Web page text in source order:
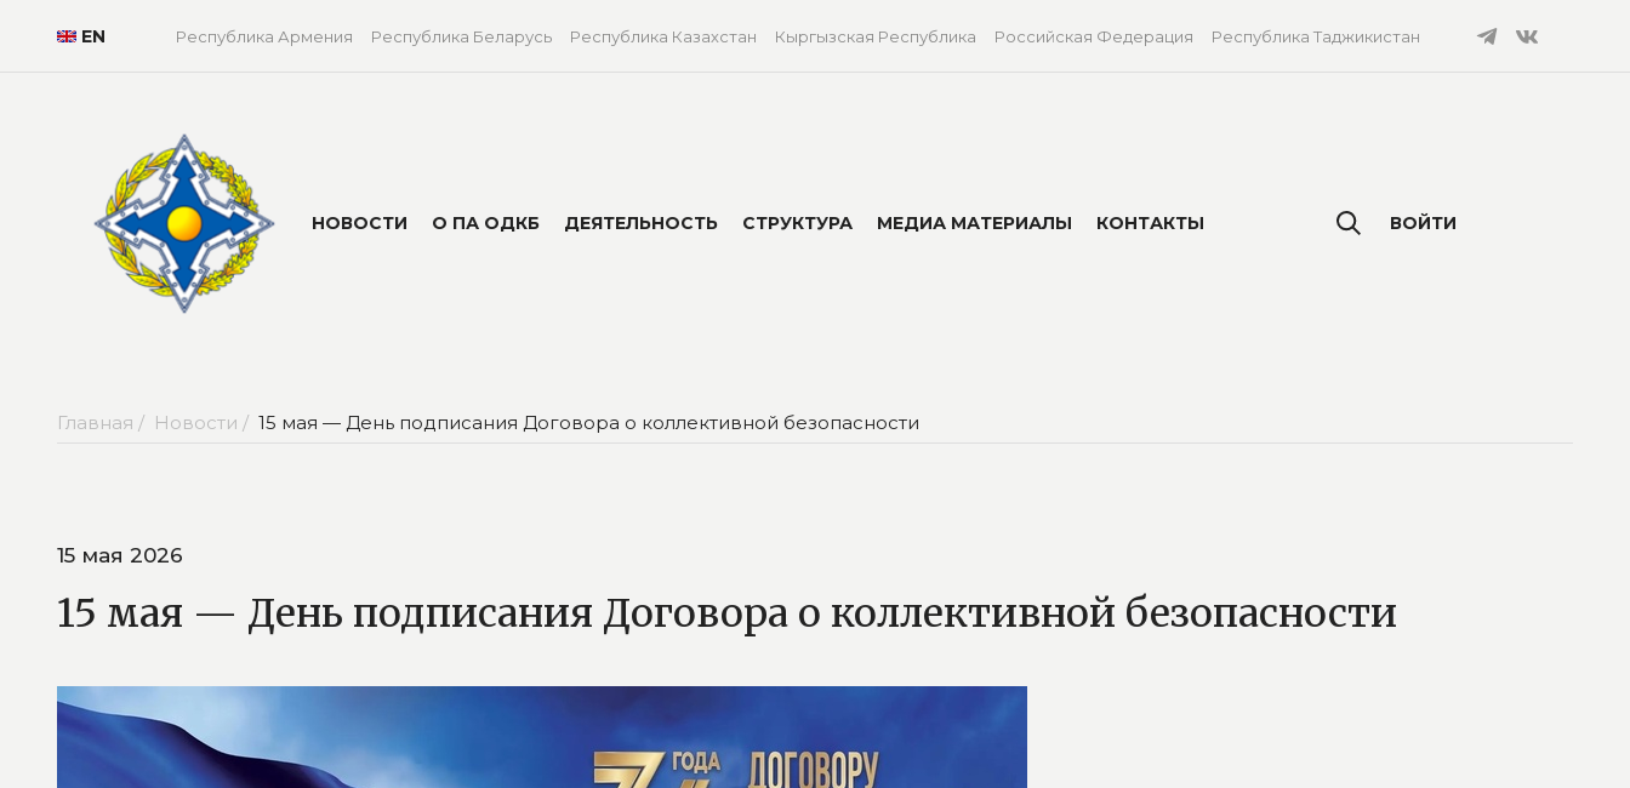
EN Республика Армения Республика Беларусь Республика Казахстан Кыргызская Республика Российская Федерация Республика Таджикистан
НОВОСТИ О ПА ОДКБ ДЕЯТЕЛЬНОСТЬ СТРУКТУРА МЕДИА МАТЕРИАЛЫ КОНТАКТЫ ВОЙТИ
Главная / Новости / 15 мая — День подписания Договора о коллективной безопасности
15 мая 2026
15 мая — День подписания Договора о коллективной безопасности